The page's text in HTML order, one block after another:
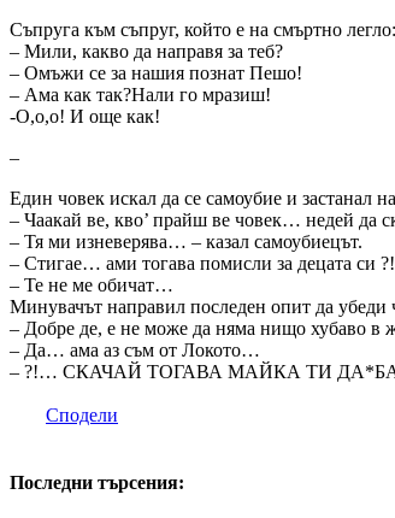
Съпруга към съпруг, който е на смъртно легло:
– Мили, какво да направя за теб?
– Омъжи се за нашия познат Пешо!
– Ама как так?Нали го мразиш!
-О,о,о! И още как!
–
Един човек искал да се самоубие и застанал
– Чаакай ве, кво’ прайш ве човек… недей да
– Тя ми изневерява… – казал самоубиецът.
– Стигае… ами тогава помисли за децата си ?!
– Те не ме обичат…
Минувачът направил последен опит да убеди
– Добре де, е не може да няма нищо хубаво в
– Да… ама аз съм от Локото…
– ?!… СКАЧАЙ ТОГАВА МАЙКА ТИ
Сподели
Последни търсения: